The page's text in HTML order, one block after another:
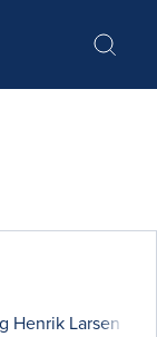
Henrik Larsen